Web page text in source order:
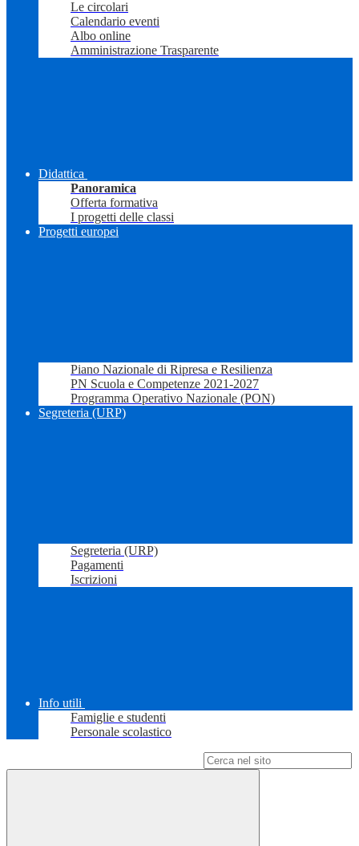
Le circolari
Calendario eventi
Albo online
Amministrazione Trasparente
Didattica
Panoramica
Offerta formativa
I progetti delle classi
Progetti europei
Piano Nazionale di Ripresa e Resilienza
PN Scuola e Competenze 2021-2027
Programma Operativo Nazionale (PON)
Segreteria (URP)
Segreteria (URP)
Pagamenti
Iscrizioni
Info utili
Famiglie e studenti
Personale scolastico